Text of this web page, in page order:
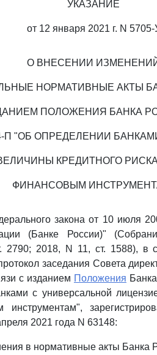
УКАЗАНИЕ
от 12 января 2021 г. N 5705-
О ВНЕСЕНИИ
НОРМАТИВНЫЕ АКТЫ
ПОЛОЖЕНИЯ БАНКА
П "ОБ ОПРЕДЕЛЕНИИ
КРЕДИТНОГО
ФИНАНСОВЫМ
закона от 10 июля
(Банке России)"
2790; 2018, N 11, ст. 1588), в
заседания Совета
с изданием Положения
с универсальной
2021 года N 63148:
в нормативные акты Банка